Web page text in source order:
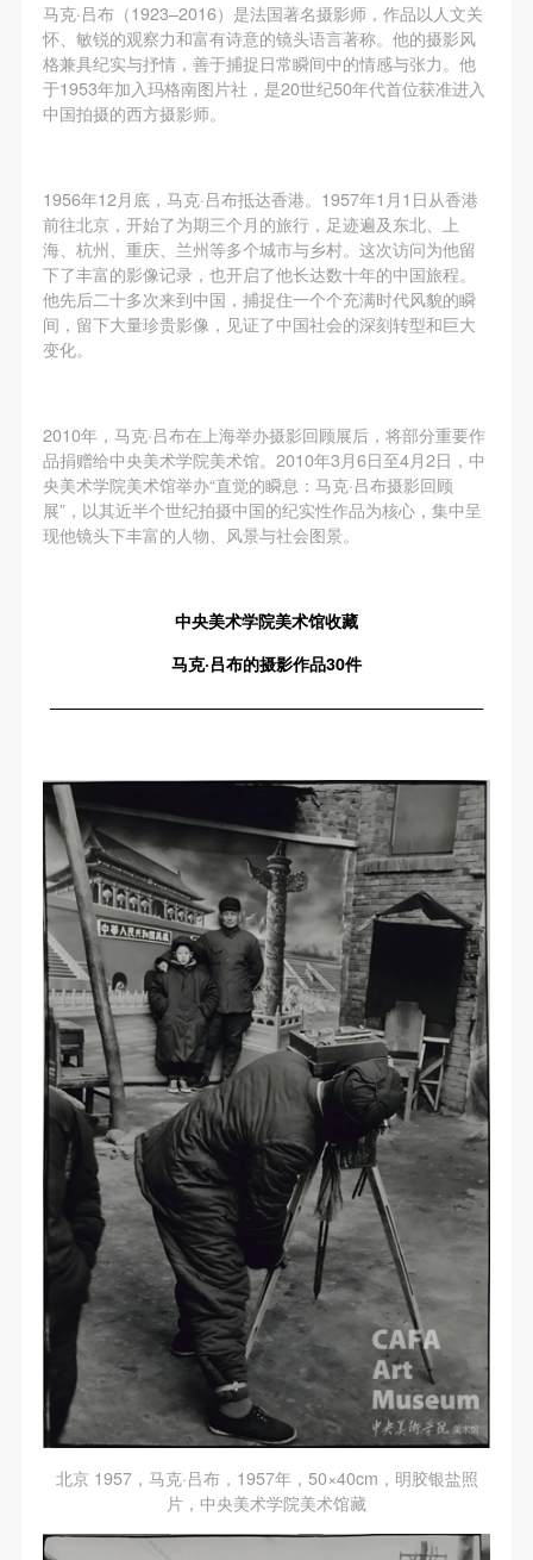
马克·吕布（1923–2016）是法国著名摄影师，作品以人文关
怀、敏锐的观察力和富有诗意的镜头语言著称。他的摄影风
格兼具纪实与抒情，善于捕捉日常瞬间中的情感与张力。他
于1953年加入玛格南图片社，是20世纪50年代首位获准进入
中国拍摄的西方摄影师。
1956年12月底，马克·吕布抵达香港。1957年1月1日从香港
前往北京，开始了为期三个月的旅行，足迹遍及东北、上
海、杭州、重庆、兰州等多个城市与乡村。这次访问为他留
下了丰富的影像记录，也开启了他长达数十年的中国旅程。
他先后二十多次来到中国，捕捉住一个个充满时代风貌的瞬
间，留下大量珍贵影像，见证了中国社会的深刻转型和巨大
变化。
2010年，马克·吕布在上海举办摄影回顾展后，将部分重要作
品捐赠给中央美术学院美术馆。2010年3月6日至4月2日，中
央美术学院美术馆举办“直觉的瞬息：马克·吕布摄影回顾
展”，以其近半个世纪拍摄中国的纪实性作品为核心，集中呈
现他镜头下丰富的人物、风景与社会图景。
中央美术学院美术馆收藏
马克·吕布的摄影作品30件
——————————————————————————
北京 1957，马克·吕布，1957年，50×40cm，明胶银盐照
片，中央美术学院美术馆藏
快捷登录 帐号密码登录
手机号码
发送验证码
手机号码将作为您的登录账号